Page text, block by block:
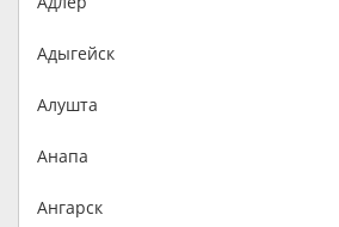
Адыгейск
Алушта
Анапа
Ангарск